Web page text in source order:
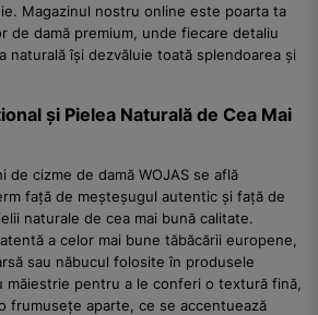
Magazinul nostru online este poarta ta
de damă premium, unde fiecare detaliu
naturală își dezvăluie toată splendoarea și
și Pielea Naturală de Cea Mai
de cizme de damă WOJAS se află
față de meșteșugul autentic și față de
naturale de cea mai bună calitate.
a celor mai bune tăbăcării europene,
sau năbucul folosite în produsele
pentru a le conferi o textură fină,
frumusețe aparte, ce se accentuează